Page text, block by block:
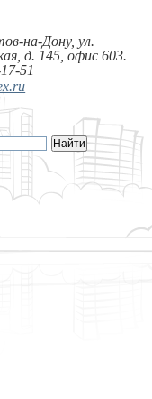
на-Дону, ул.
д. 145, офис 603.
51